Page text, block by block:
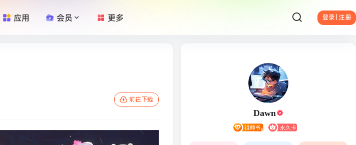
登录 | 注册
应用 会员 更多
前往下载
Dawn